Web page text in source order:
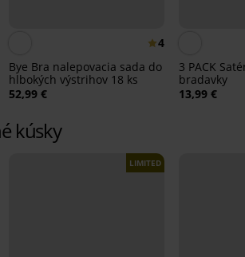
4
Bye Bra nalepovacia sada do
hlbokých výstrihov 18 ks
52,99 €
3 PACK
bradavky
13,99 €
kúsky
LIMITED